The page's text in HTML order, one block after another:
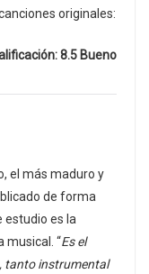
originales:
8.5 Bueno
el más maduro y
de forma
estudio es la
musical. “Es el
tanto instrumental